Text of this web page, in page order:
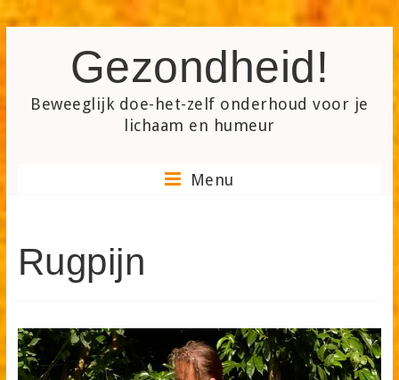
Gezondheid!
Beweeglijk doe-het-zelf onderhoud voor je
lichaam en humeur
Menu
Rugpijn